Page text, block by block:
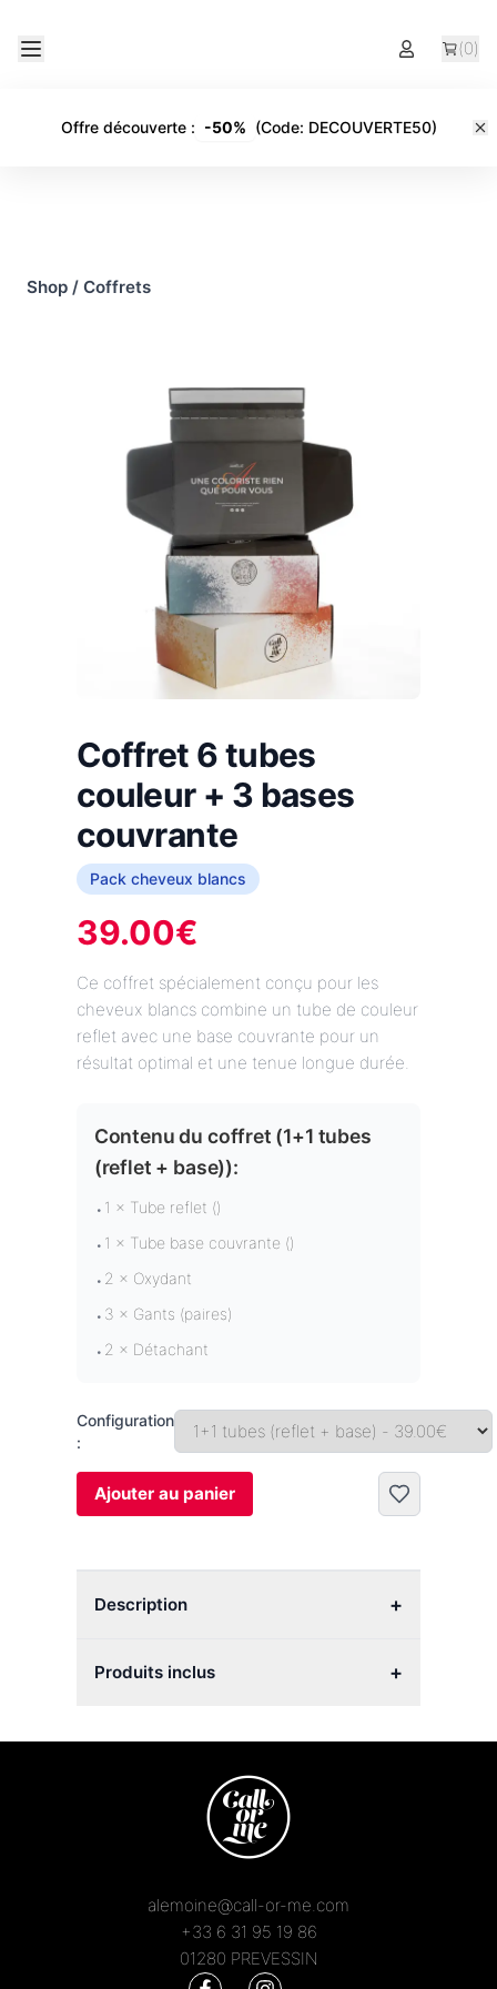
(0)
Offre découverte: -50% (Code: DECOUVERTE50)
Shop / Coffrets
Coffret 6 tubes
couleur + 3 bases
couvrante
Pack cheveux blancs
39.00€
Ce coffret spécialement conçu pour les
cheveux blancs combine un tube de couleur
reflet avec une base couvrante pour un
résultat optimal et une tenue longue durée.
Contenu du coffret (1+1 tubes
(reflet + base)):
• 1 × Tube reflet ()
• 1 × Tube base couvrante ()
• 2 × Oxydant
• 3 × Gants (paires)
• 2 × Détachant
Configuration
:
Ajouter au panier
Description +
Produits inclus +
alemoine@call-or-me.com
+33 6 31 95 19 86
01280 PREVESSIN